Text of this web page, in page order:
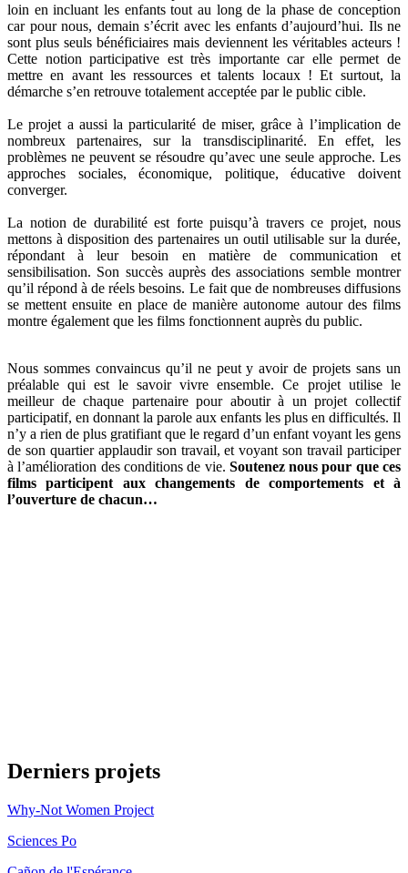
loin en incluant les enfants tout au long de la phase de conception
car pour nous, demain s’écrit avec les enfants d’aujourd’hui. Ils ne
sont plus seuls bénéficiaires mais deviennent les véritables acteurs !
Cette notion participative est très importante car elle permet de
mettre en avant les ressources et talents locaux ! Et surtout, la
démarche s’en retrouve totalement acceptée par le public cible.
Le projet a aussi la particularité de miser, grâce à l’implication de
nombreux partenaires, sur la transdisciplinarité. En effet, les
problèmes ne peuvent se résoudre qu’avec une seule approche. Les
approches sociales, économique, politique, éducative doivent
converger.
La notion de durabilité est forte puisqu’à travers ce projet, nous
mettons à disposition des partenaires un outil utilisable sur la durée,
répondant à leur besoin en matière de communication et
sensibilisation. Son succès auprès des associations semble montrer
qu’il répond à de réels besoins. Le fait que de nombreuses diffusions
se mettent ensuite en place de manière autonome autour des films
montre également que les films fonctionnent auprès du public.
Nous sommes convaincus qu’il ne peut y avoir de projets sans un
préalable qui est le savoir vivre ensemble. Ce projet utilise le
meilleur de chaque partenaire pour aboutir à un projet collectif
participatif, en donnant la parole aux enfants les plus en difficultés. Il
n’y a rien de plus gratifiant que le regard d’un enfant voyant les gens
de son quartier applaudir son travail, et voyant son travail participer
à l’amélioration des conditions de vie. Soutenez nous pour que ces
films participent aux changements de comportements et à
l’ouverture de chacun…
Derniers projets
Why-Not Women Project
Sciences Po